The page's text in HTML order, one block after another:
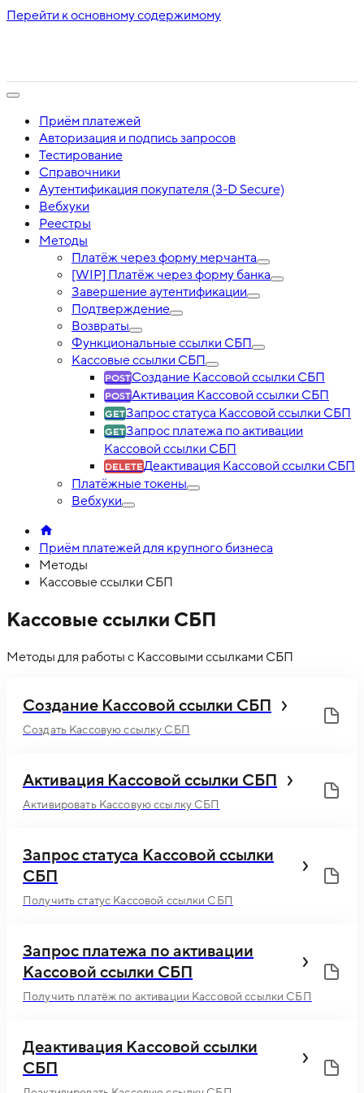
Перейти к основному содержимому
Приём платежей
Авторизация и подпись запросов
Тестирование
Справочники
Аутентификация покупателя (3-D Secure)
Вебхуки
Реестры
Методы
Платёж через форму мерчанта
[WIP] Платёж через форму банка
Завершение аутентификации
Подтверждение
Возвраты
Функциональные ссылки СБП
Кассовые ссылки СБП
Создание Кассовой ссылки СБП
Активация Кассовой ссылки СБП
Запрос статуса Кассовой ссылки СБП
Запрос платежа по активации
Кассовой ссылки СБП
Деактивация Кассовой ссылки СБП
Платёжные токены
Вебхуки
Приём платежей для крупного бизнеса
Методы
Кассовые ссылки СБП
Кассовые ссылки СБП
Методы для работы с Кассовыми ссылками СБП
Создание Кассовой ссылки СБП
Создать Кассовую ссылку СБП
Активация Кассовой ссылки СБП
Активировать Кассовую ссылку СБП
Запрос статуса Кассовой ссылки
СБП
Получить статус Кассовой ссылки СБП
Запрос платежа по активации
Кассовой ссылки СБП
Получить платёж по активации Кассовой ссылки СБП
Деактивация Кассовой ссылки
СБП